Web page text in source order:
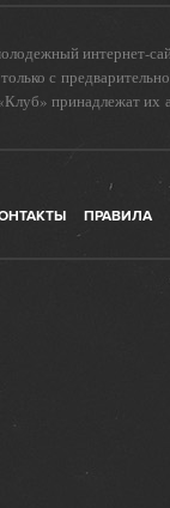
интернет-
с
принадлежат их
ПРАВИЛА